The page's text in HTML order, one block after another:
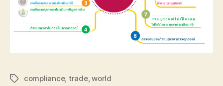
Tagscompliance, trade,world